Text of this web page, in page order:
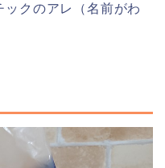
クのアレ（名前がわ